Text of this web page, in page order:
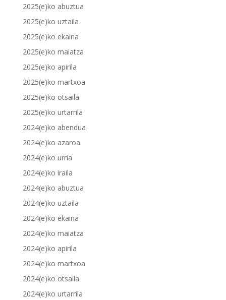
2025(e)ko abuztua
2025(e)ko uztaila
2025(e)ko ekaina
2025(e)ko maiatza
2025(e)ko apirila
2025(e)ko martxoa
2025(e)ko otsaila
2025(e)ko urtarrila
2024(e)ko abendua
2024(e)ko azaroa
2024(e)ko urria
2024(e)ko iraila
2024(e)ko abuztua
2024(e)ko uztaila
2024(e)ko ekaina
2024(e)ko maiatza
2024(e)ko apirila
2024(e)ko martxoa
2024(e)ko otsaila
2024(e)ko urtarrila